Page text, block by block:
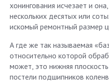
хонингования исчезает и
нескольких десятых или
искомый ремонтный размер
А где же так называемая
относительно которой
может, это нижняя
постели подшипников